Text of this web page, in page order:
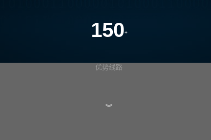
150+
优势线路
︾